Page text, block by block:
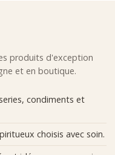
produits d'exception
et en boutique.
condiments et
choisis avec soin.